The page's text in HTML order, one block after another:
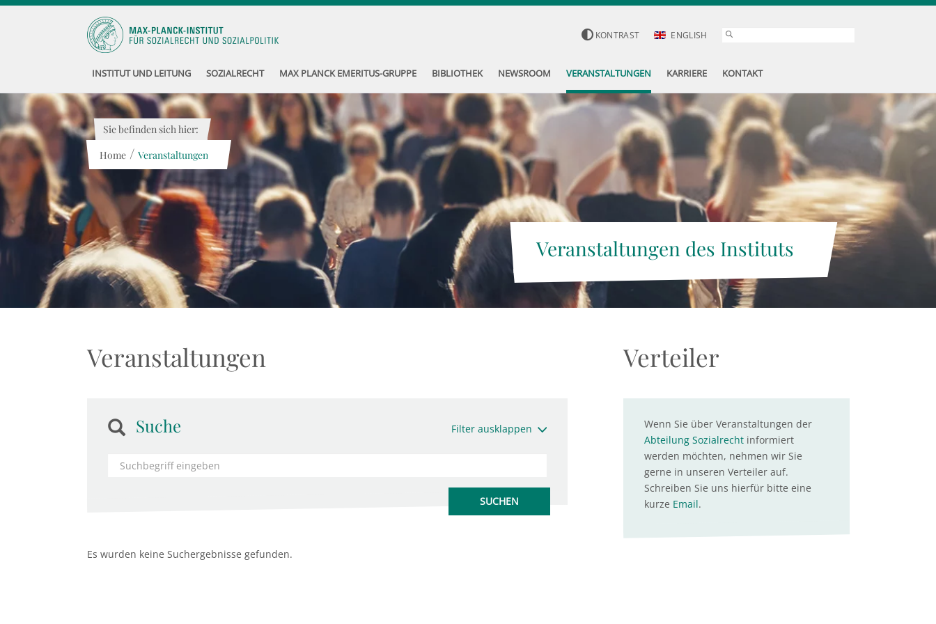
KONTRAST ENGLISH
INSTITUT UND LEITUNG SOZIALRECHT MAX PLANCK EMERITUS-GRUPPE BIBLIOTHEK NEWSROOM VERANSTALTUNGEN KARRIERE KONTAKT
Veranstaltungen des Instituts
Sie befinden sich hier:
Home / Veranstaltungen
Veranstaltungen
Suche Filter ausklappen
Es wurden keine Suchergebnisse gefunden.
Verteiler
Wenn Sie über Veranstaltungen der
Abteilung Sozialrechtinformiert
werden möchten, nehmen wir Sie
gerne in unseren Verteiler auf.
Schreiben Sie uns hierfür bitte eine
kurze Email.